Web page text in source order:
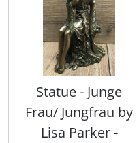
Statue - Junge
Frau/ Jungfrau by
Lisa Parker -